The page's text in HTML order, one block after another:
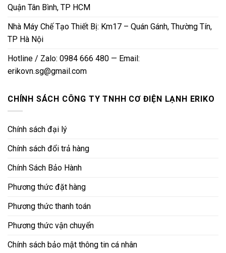
Quận Tân Bình, TP HCM
Nhà Máy Chế Tạo Thiết Bị: Km17 – Quán Gánh, Thường Tín,
TP Hà Nội
Hotline / Zalo: 0984 666 480 — Email:
erikovn.sg@gmail.com
CHÍNH SÁCH CÔNG TY TNHH CƠ ĐIỆN LẠNH ERIKO
Chính sách đại lý
Chính sách đổi trả hàng
Chính Sách Bảo Hành
Phương thức đặt hàng
Phương thức thanh toán
Phương thức vận chuyển
Chính sách bảo mật thông tin cá nhân